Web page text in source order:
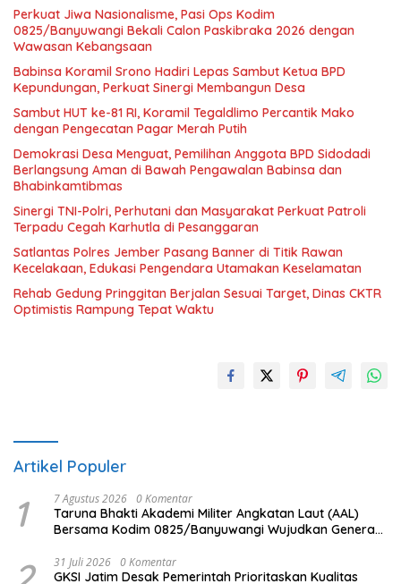
Perkuat Jiwa Nasionalisme, Pasi Ops Kodim
0825/Banyuwangi Bekali Calon Paskibraka 2026 dengan
Wawasan Kebangsaan
Babinsa Koramil Srono Hadiri Lepas Sambut Ketua BPD
Kepundungan, Perkuat Sinergi Membangun Desa
Sambut HUT ke-81 RI, Koramil Tegaldlimo Percantik Mako
dengan Pengecatan Pagar Merah Putih
Demokrasi Desa Menguat, Pemilihan Anggota BPD Sidodadi
Berlangsung Aman di Bawah Pengawalan Babinsa dan
Bhabinkamtibmas
Sinergi TNI-Polri, Perhutani dan Masyarakat Perkuat Patroli
Terpadu Cegah Karhutla di Pesanggaran
Satlantas Polres Jember Pasang Banner di Titik Rawan
Kecelakaan, Edukasi Pengendara Utamakan Keselamatan
Rehab Gedung Pringgitan Berjalan Sesuai Target, Dinas CKTR
Optimistis Rampung Tepat Waktu
Artikel Populer
1 7 Agustus 2026 0 Komentar
Taruna Bhakti Akademi Militer Angkatan Laut (AAL)
Bersama Kodim 0825/Banyuwangi Wujudkan Generasi
31 Juli 2026 0 Komentar
GKSI Jatim Desak Pemerintah Prioritaskan Kualitas